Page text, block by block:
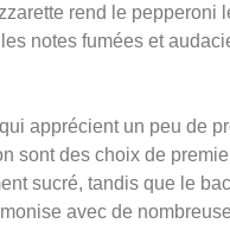
rend le pepperoni
notes fumées et
apprécient un peu de
sont des choix de
sucré, tandis que le
avec de